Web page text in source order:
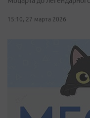
15:10, 27 марта 2026